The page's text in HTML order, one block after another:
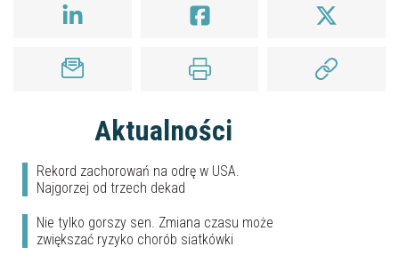
Aktualności
Rekord zachorowań na odrę w USA.
Najgorzej od trzech dekad
Nie tylko gorszy sen. Zmiana czasu może
zwiększać ryzyko chorób siatkówki